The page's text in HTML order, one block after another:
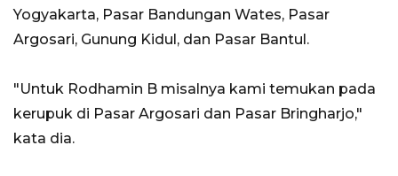
Yogyakarta, Pasar Bandungan Wates, Pasar
Argosari, Gunung Kidul, dan Pasar Bantul.
"Untuk Rodhamin B misalnya kami temukan pada
kerupuk di Pasar Argosari dan Pasar Bringharjo,"
kata dia.